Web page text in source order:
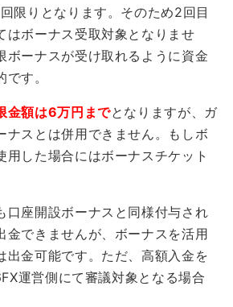
限りとなります。そのため2回目
はボーナス受取対象となりませ
ボーナスが受け取れるように資金
す。
金額は6万円までとなりますが、ガ
ナスとは併用できません。もしボ
用した場合にはボーナスチケット
口座開設ボーナスと同様付与され
金できませんが、ボーナスを活用
出金可能です。ただ、高額入金を
運営側にて審議対象となる場合